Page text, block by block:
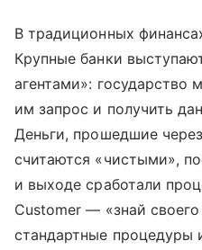
В традиционных
Крупные банки
агентами»: государство
им запрос и получить
Деньги, прошедшие
считаются «чистыми»,
и выходе сработали
Customer — «знай
стандартные процедуры